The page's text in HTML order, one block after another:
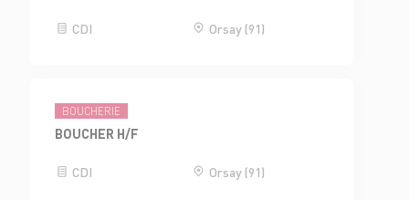
CDI Orsay (91)
BOUCHERIE
BOUCHER H/F
CDI Orsay (91)